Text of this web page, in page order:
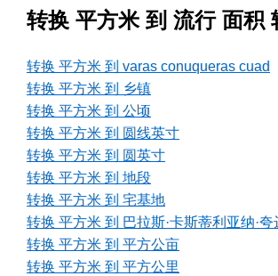
转换 平方米 到 流行 面积
转换 平方米 到 varas conuqueras cuad
转换 平方米 到 乡镇
转换 平方米 到 公顷
转换 平方米 到 圆线英寸
转换 平方米 到 圆英寸
转换 平方米 到 地段
转换 平方米 到 宅基地
转换 平方米 到 巴拉斯·卡斯蒂利亚纳·夸
转换 平方米 到 平方公亩
转换 平方米 到 平方公里